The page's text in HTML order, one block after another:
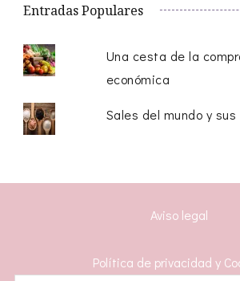
Entradas Populares
Una cesta de la
económica
Sales del mundo y
Aviso legal
Política de privacidad y